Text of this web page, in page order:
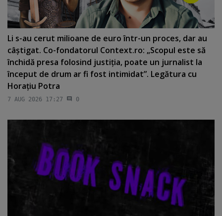
Li s-au cerut milioane de euro într-un proces, dar au
câştigat. Co-fondatorul Context.ro: „Scopul este să
închidă presa folosind justiţia, poate un jurnalist la
început de drum ar fi fost intimidat”. Legătura cu
Horaţiu Potra
7 AUG 2026 17:27 0